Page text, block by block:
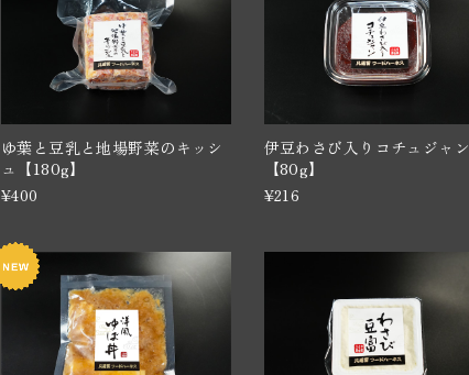
ゆ葉と豆乳と地場野菜のキッシ
ュ【180g】
¥400
伊豆わさび入りコチュジャン
【80g】
¥216